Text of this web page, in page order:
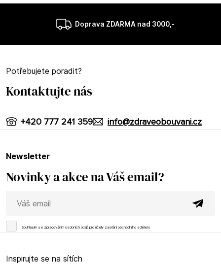
Doprava ZDARMA nad 3000,-
Potřebujete poradit?
Kontaktujte nás
info@zdraveobouvani.cz
+420 777 241 359
newsletter
Novinky a akce na Váš email?
Souhlasím se zpracováním osobních údajů pro účely zasílání obchodního sdělení.
Inspirujte se na sítích